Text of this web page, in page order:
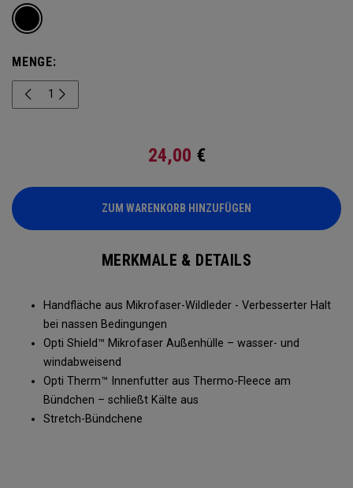
MENGE:
24,00 €
ZUM WARENKORB HINZUFÜGEN
MERKMALE & DETAILS
Handfläche aus Mikrofaser-Wildleder - Verbesserter Halt
bei nassen Bedingungen
Opti Shield™ Mikrofaser Außenhülle – wasser- und
windabweisend
Opti Therm™ Innenfutter aus Thermo-Fleece am
Bündchen – schließt Kälte aus
Stretch-Bündchene​